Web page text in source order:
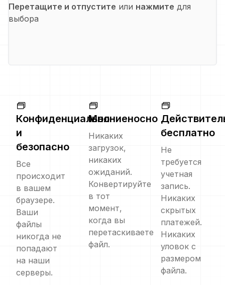
Перетащите и отпустите или нажмите для
выбора
Конфиденциально
и
безопасно
Все
происходит
в вашем
браузере.
Ваши
файлы
никогда не
попадают
на наши
серверы.
Молниеносно
Никаких
загрузок,
никаких
ожиданий.
Конвертируйте
в тот
момент,
когда вы
перетаскиваете
файл.
бесплатно
Не
требуется
учетная
запись.
Никаких
скрытых
платежей.
Никаких
уловок с
размером
файла.